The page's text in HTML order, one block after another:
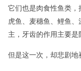
它们也是肉食性鱼类
虎鱼、麦穗鱼、鲤鱼
主，牙齿的作用主要是
但是这一次，却悲剧地